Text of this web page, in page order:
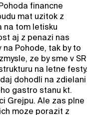
financne
mat uzitok z
na tom letisku
aj z penazi nas
Pohode, tak by to
ze by sme v SR
na letne festy.
dohodli na zdielani
gastro stanu kt.
Grejpu. Ale zas plne
moze porazit z